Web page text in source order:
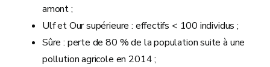
amont ;
Ulf et Our supérieure : effectifs < 100 individus ;
Sûre : perte de 80 % de la population suite à une
pollution agricole en 2014 ;